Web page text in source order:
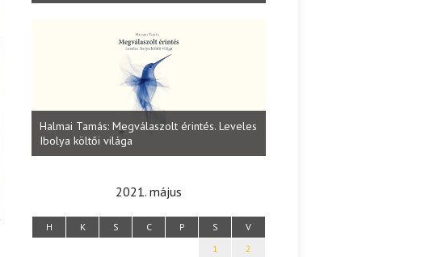
Halmai Tamás: Megválaszolt érintés. Leveles
Ibolya költői világa
2021. május
H K S C P S V
1
2